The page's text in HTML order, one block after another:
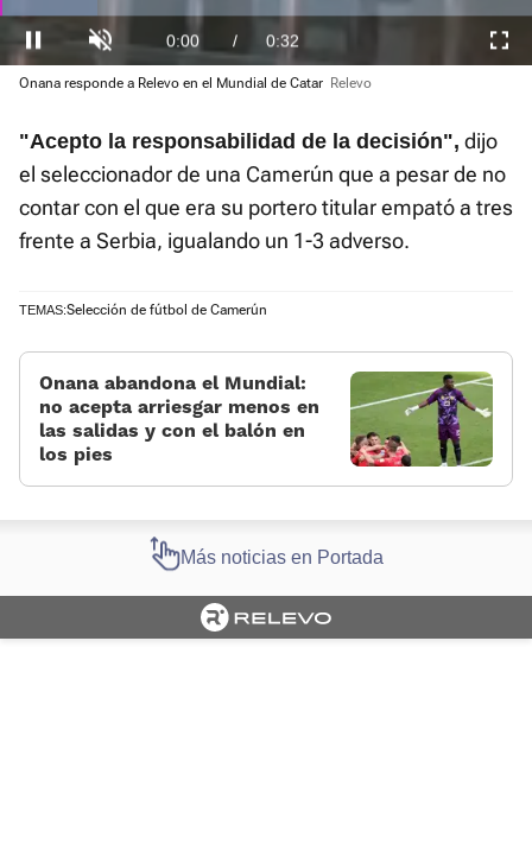
Current
Time
0:01 / Duration
0:32
Loaded
Onana responde a Relevo en el Mundial de Catar Relevo
"Acepto la responsabilidad de la decisión", dijo
el seleccionador de una Camerún que a pesar de no
contar con el que era su portero titular empató a tres
frente a Serbia, igualando un 1-3 adverso.
TEMAS:Selección de fútbol de Camerún
Onana abandona el Mundial:
no acepta arriesgar menos en
las salidas y con el balón en
los pies
Más noticias en Portada